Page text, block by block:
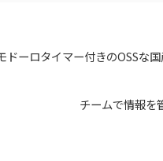
ドーロタイマー付きのOSSな
チームで情報を